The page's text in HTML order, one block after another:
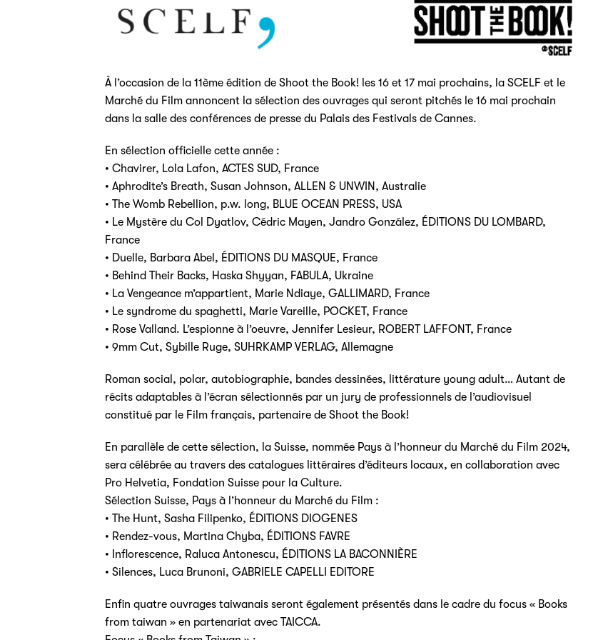
À l’occasion de la 11ème édition de Shoot the Book! les 16 et 17 mai prochains, la SCELF et le
Marché du Film annoncent la sélection des ouvrages qui seront pitchés le 16 mai prochain
dans la salle des conférences de presse du Palais des Festivals de Cannes.
En sélection officielle cette année :
• Chavirer, Lola Lafon, ACTES SUD, France
• Aphrodite’s Breath, Susan Johnson, ALLEN & UNWIN, Australie
• The Womb Rebellion, p.w. long, BLUE OCEAN PRESS, USA
• Le Mystère du Col Dyatlov, Cédric Mayen, Jandro González, ÉDITIONS DU LOMBARD,
France
• Duelle, Barbara Abel, ÉDITIONS DU MASQUE, France
• Behind Their Backs, Haska Shyyan, FABULA, Ukraine
• La Vengeance m’appartient, Marie Ndiaye, GALLIMARD, France
• Le syndrome du spaghetti, Marie Vareille, POCKET, France
• Rose Valland. L’espionne à l’oeuvre, Jennifer Lesieur, ROBERT LAFFONT, France
• 9mm Cut, Sybille Ruge, SUHRKAMP VERLAG, Allemagne
Roman social, polar, autobiographie, bandes dessinées, littérature young adult… Autant de
récits adaptables à l’écran sélectionnés par un jury de professionnels de l’audiovisuel
constitué par le Film français, partenaire de Shoot the Book!
En parallèle de cette sélection, la Suisse, nommée Pays à l’honneur du Marché du Film 2024,
sera célébrée au travers des catalogues littéraires d’éditeurs locaux, en collaboration avec
Pro Helvetia, Fondation Suisse pour la Culture.
Sélection Suisse, Pays à l’honneur du Marché du Film :
• The Hunt, Sasha Filipenko, ÉDITIONS DIOGENES
• Rendez-vous, Martina Chyba, ÉDITIONS FAVRE
• Inflorescence, Raluca Antonescu, ÉDITIONS LA BACONNIÈRE
• Silences, Luca Brunoni, GABRIELE CAPELLI EDITORE
Enfin quatre ouvrages taiwanais seront également présentés dans le cadre du focus « Books
from taiwan » en partenariat avec TAICCA.